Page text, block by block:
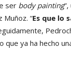
ser body painting
“Es que lo
ya ha hecho